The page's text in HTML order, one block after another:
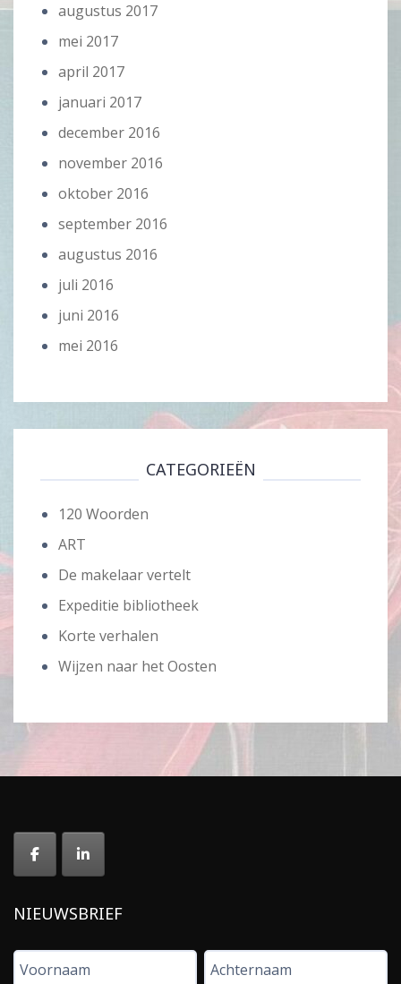
augustus 2017
mei 2017
april 2017
januari 2017
december 2016
november 2016
oktober 2016
september 2016
augustus 2016
juli 2016
juni 2016
mei 2016
CATEGORIEËN
120 Woorden
ART
De makelaar vertelt
Expeditie bibliotheek
Korte verhalen
Wijzen naar het Oosten
NIEUWSBRIEF